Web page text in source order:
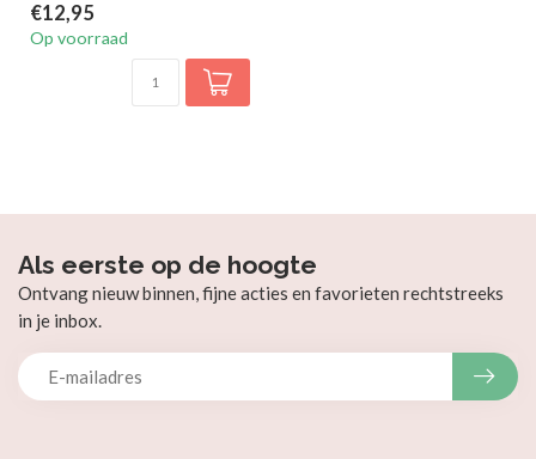
€12,95
Op voorraad
Als eerste op de hoogte
Ontvang nieuw binnen, fijne acties en favorieten rechtstreeks
in je inbox.